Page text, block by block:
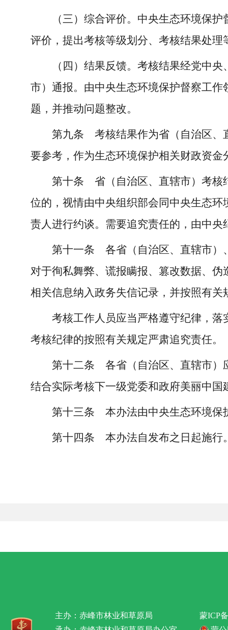
（三）综合评价。中央生态环境保
评价，提出考核等级划分、考核结果处
（四）结果反馈。考核结果经党中
市）通报。由中央生态环境保护督察工
题，并推动问题整改。
第九条 考核结果作为省（自治区、
要参考，作为生态环境保护相关财政资金
第十条 省（自治区、直辖市）考核
位的，视情由中央组织部会同中央生态
责人进行约谈。需要追究责任的，由中
第十一条 各省（自治区、直辖市）
对于徇私舞弊、谎报瞒报、篡改数据、
相关信息纳入政务失信记录，并按照有
考核工作人员应当严格遵守纪律，
考核纪律的按照有关规定严肃追究责任。
第十二条 各省（自治区、直辖市）
结合实际考核下一级党委和政府美丽中国
第十三条 本办法由中央生态环境保
第十四条 本办法自发布之日起施行
主办：赤峰市林业和草原局
蒙ICP